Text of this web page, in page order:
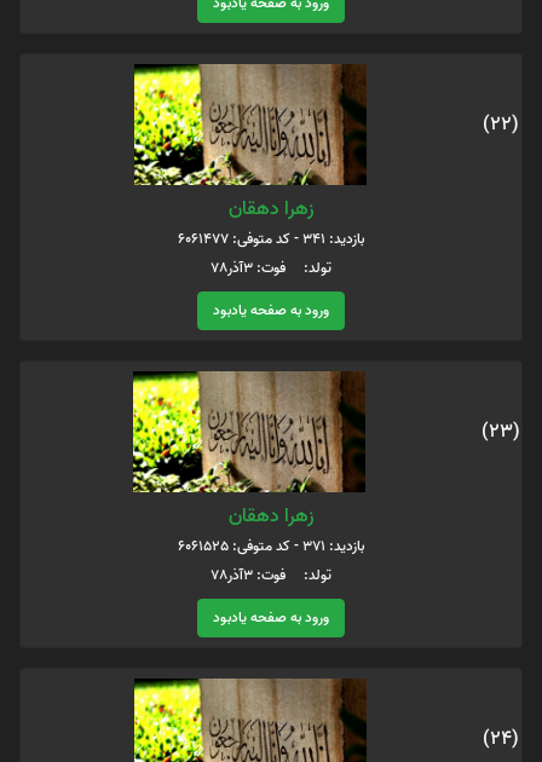
(22)
زهرا دهقان
بازدید: 341 - کد متوفی: 6061477
تولد: فوت: 3آذر78
ورود به صفحه یادبود
(23)
زهرا دهقان
بازدید: 371 - کد متوفی: 6061525
تولد: فوت: 3آذر78
ورود به صفحه یادبود
(24)